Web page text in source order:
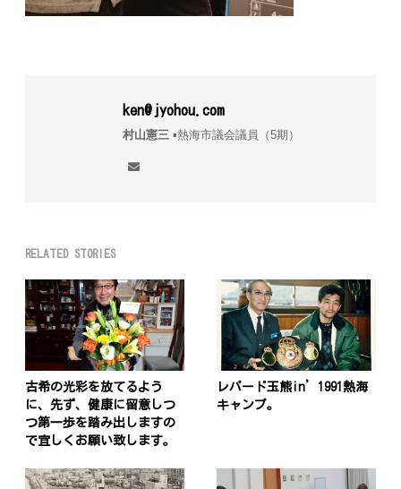
ken@jyohou.com
村山憲三▪︎熱海市議会議員（5期）
RELATED STORIES
古希の光彩を放てるよう
に、先ず、健康に留意しつ
つ第一歩を踏み出しますの
で宜しくお願い致します。
レパード玉熊in’1991熱海
キャンプ。